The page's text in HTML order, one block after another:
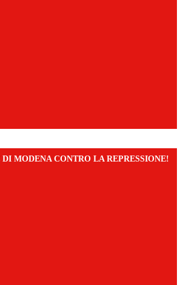
MODENA CONTRO LA REPRESSIONE!